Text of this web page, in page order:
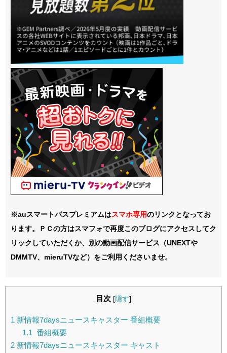
※auスマートパスプレミアムはスマホ専用のリンクとなってお
ります。ＰＣの方はスマフォで再度このブログにアクセスしてク
リックしていただくか、別の動画配信サービス（UNEXTや
DMMTV、mieruTVなど）をご利用くださいませ。
目次 [隠す]
1 新情報7daysニュースキャスター 番組概要
1.1 番組概要
2 新情報7daysニュースキャスター キャスト